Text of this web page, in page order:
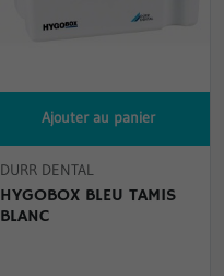
Ajouter au panier
DURR DENTAL
HYGOBOX BLEU TAMIS
BLANC